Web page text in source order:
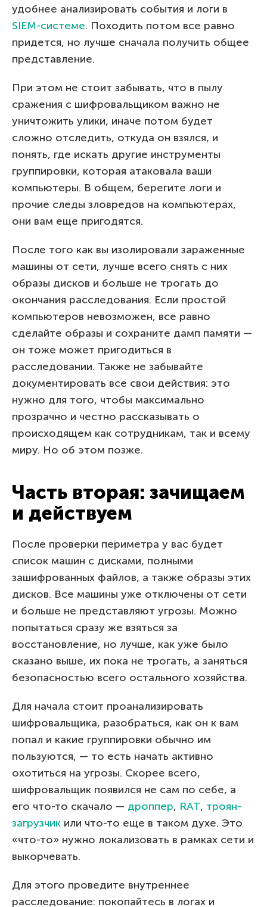
удобнее анализировать события и логи в
SIEM-системе. Походить потом все равно
придется, но лучше сначала получить общее
представление.
При этом не стоит забывать, что в пылу
сражения с шифровальщиком важно не
уничтожить улики, иначе потом будет
сложно отследить, откуда он взялся, и
понять, где искать другие инструменты
группировки, которая атаковала ваши
компьютеры. В общем, берегите логи и
прочие следы зловредов на компьютерах,
они вам еще пригодятся.
После того как вы изолировали зараженные
машины от сети, лучше всего снять с них
образы дисков и больше не трогать до
окончания расследования. Если простой
компьютеров невозможен, все равно
сделайте образы и сохраните дамп памяти —
он тоже может пригодиться в
расследовании. Также не забывайте
документировать все свои действия: это
нужно для того, чтобы максимально
прозрачно и честно рассказывать о
происходящем как сотрудникам, так и всему
миру. Но об этом позже.
Часть вторая: зачищаем
и действуем
После проверки периметра у вас будет
список машин с дисками, полными
зашифрованных файлов, а также образы этих
дисков. Все машины уже отключены от сети
и больше не представляют угрозы. Можно
попытаться сразу же взяться за
восстановление, но лучше, как уже было
сказано выше, их пока не трогать, а заняться
безопасностью всего остального хозяйства.
Для начала стоит проанализировать
шифровальщика, разобраться, как он к вам
попал и какие группировки обычно им
пользуются, — то есть начать активно
охотиться на угрозы. Скорее всего,
шифровальщик появился не сам по себе, а
его что-то скачало — дроппер, RAT, троян-
загрузчик или что-то еще в таком духе. Это
«что-то» нужно локализовать в рамках сети и
выкорчевать.
Для этого проведите внутреннее
расследование: покопайтесь в логах и